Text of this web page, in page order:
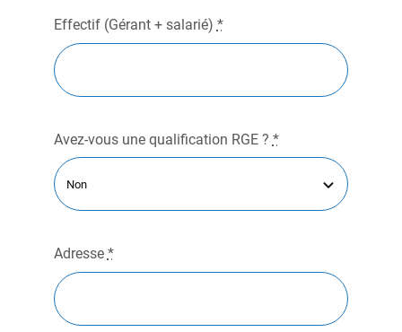
Effectif (Gérant + salarié) *
Avez-vous une qualification RGE ? *
Adresse *